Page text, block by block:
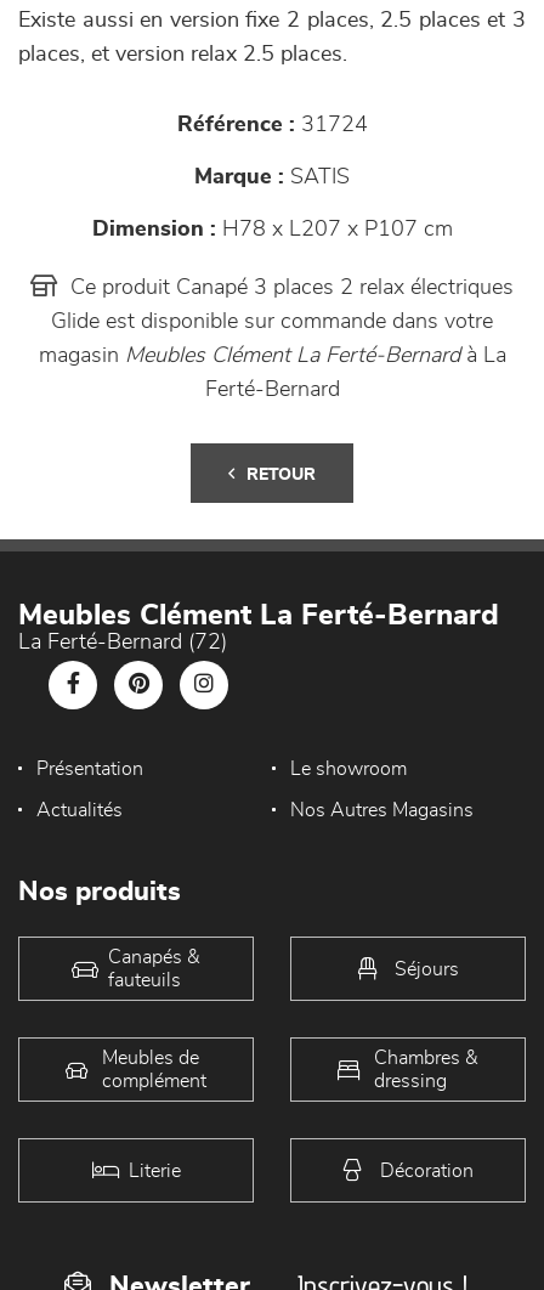
Existe aussi en version fixe 2 places, 2.5 places et 3
places, et version relax 2.5 places.
Référence : 31724
Marque : SATIS
Dimension : H78 x L207 x P107 cm
Ce produit Canapé 3 places 2 relax électriques
Glide est disponible sur commande dans votre
magasin Meubles Clément La Ferté-Bernardà La
Ferté-Bernard
RETOUR
Meubles Clément La Ferté-Bernard
La Ferté-Bernard (72)
Présentation Le showroom
Actualités Nos Autres Magasins
Nos produits
Canapés &
fauteuils
Séjours
Meubles de
complément
Chambres &
dressing
Literie Décoration